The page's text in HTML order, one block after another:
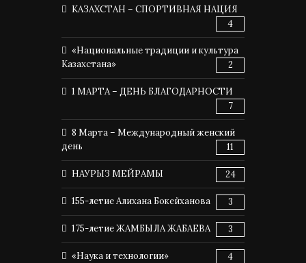
КАЗАХСТАН – СПОРТИВНАЯ НАЦИЯ
4
«Национальные традиции и культура
Казахстана»
2
1 МАРТА – ДЕНЬ БЛАГОДАРНОСТИ
7
8 Марта – Международный женский
день
11
НАУРЫЗ МЕЙРАМЫ 24
155-летие Алихана Бокейханова 3
175-летие ЖАМБЫЛА ЖАБАЕВА 3
«Наука и технологии» 4